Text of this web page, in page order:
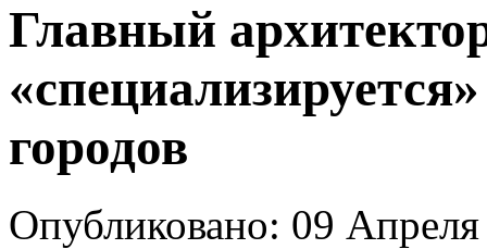
Главный
городов
Опубликовано: 09